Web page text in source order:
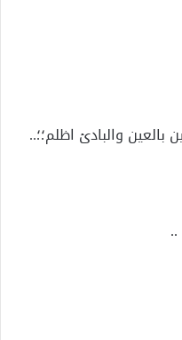
والبادئ اظلم؛؛..